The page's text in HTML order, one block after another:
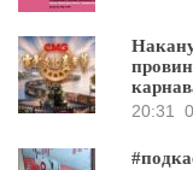
20:31